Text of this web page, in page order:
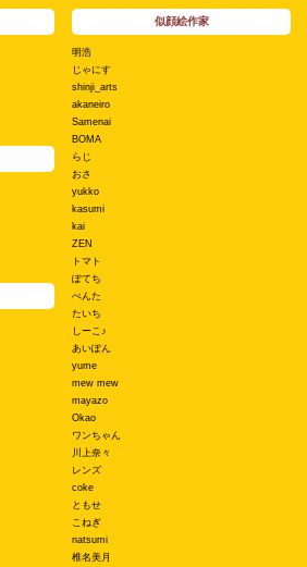
似顔絵作家
明浩
じゃにす
shinji_arts
akaneiro
Samenai
BOMA
らじ
おさ
yukko
kasumi
kai
ZEN
トマト
ぽてち
ぺんた
たいち
しーこ♪
あいぽん
yume
mew mew
mayazo
Okao
ワンちゃん
川上奈々
レンズ
coke
ともせ
こねぎ
natsumi
椎名美月